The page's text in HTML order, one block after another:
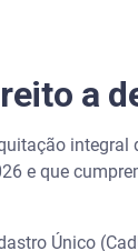
da dívida
a
e que
Único